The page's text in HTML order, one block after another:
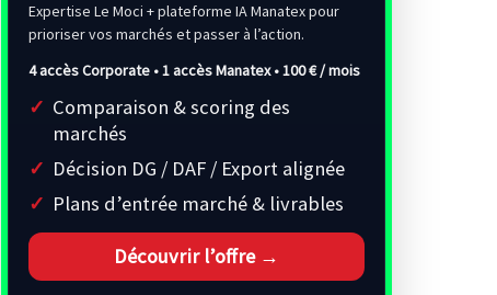
Expertise Le Moci + plateforme IA Manatex pour
prioriser vos marchés et passer à l’action.
4 accès Corporate • 1 accès Manatex •100 € / mois
Comparaison & scoring des
marchés
Décision DG / DAF / Export alignée
Plans d’entrée marché & livrables
Découvrir l’offre →